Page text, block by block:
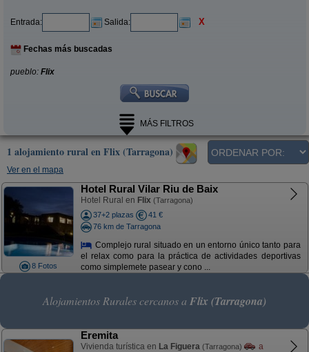
Entrada: Salida: X
Fechas más buscadas
pueblo: Flix
MÁS FILTROS
1 alojamiento rural en Flix (Tarragona)
Ver en el mapa
8 Fotos
Hotel Rural Vilar Riu de Baix
Hotel Rural en Flix (Tarragona)
37+2 plazas
41 €
76 km de Tarragona
Complejo rural situado en un entorno único tanto para
el relax como para la práctica de actividades deportivas
como simplemete pasear y cono ...
Alojamientos Rurales cercanos a Flix (Tarragona)
Eremita
Vivienda turística en La Figuera (Tarragona)
a